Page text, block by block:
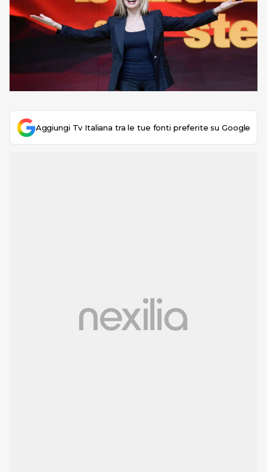
Aggiungi Tv Italiana tra le tue fonti preferite su Google